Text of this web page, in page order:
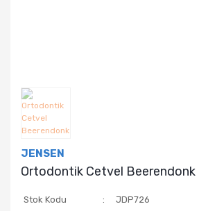
JENSEN
Ortodontik Cetvel Beerendonk
Stok Kodu
JDP726